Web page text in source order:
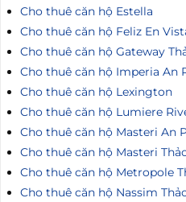
Cho thuê căn hộ Estella
Cho thuê căn hộ Feliz En
Cho thuê căn hộ Gateway
Cho thuê căn hộ Imperia An
Cho thuê căn hộ Lexington
Cho thuê căn hộ Lumiere
Cho thuê căn hộ Masteri An
Cho thuê căn hộ Masteri
Cho thuê căn hộ Metropole
Cho thuê căn hộ Nassim